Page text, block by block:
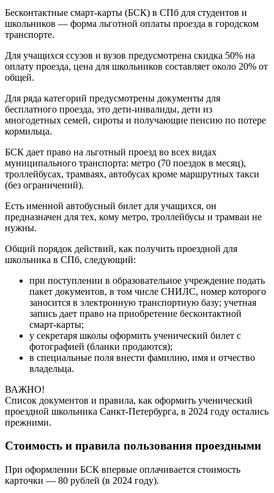
Бесконтактные смарт-карты (БСК) в СПб для студентов и
школьников — форма льготной оплаты проезда в городском
транспорте.
Для учащихся ссузов и вузов предусмотрена скидка 50% на
оплату проезда, цена для школьников составляет около 20% от
общей.
Для ряда категорий предусмотрены документы для
бесплатного проезда, это дети-инвалиды, дети из
многодетных семей, сироты и получающие пенсию по потере
кормильца.
БСК дает право на льготный проезд во всех видах
муниципального транспорта: метро (70 поездок в месяц),
троллейбусах, трамваях, автобусах кроме маршрутных такси
(без ограничений).
Есть именной автобусный билет для учащихся, он
предназначен для тех, кому метро, троллейбусы и трамваи не
нужны.
Общий порядок действий, как получить проездной для
школьника в СПб, следующий:
при поступлении в образовательное учреждение подать
пакет документов, в том числе СНИЛС, номер которого
заносится в электронную транспортную базу; учетная
запись дает право на приобретение бесконтактной
смарт-карты;
у секретаря школы оформить ученический билет с
фотографией (бланки продаются);
в специальные поля внести фамилию, имя и отчество
владельца.
ВАЖНО!
Список документов и правила, как оформить ученический
проездной школьника Санкт-Петербурга, в 2024 году остались
прежними.
Стоимость и правила пользования проездными
При оформлении БСК впервые оплачивается стоимость
карточки — 80 рублей (в 2024 году).